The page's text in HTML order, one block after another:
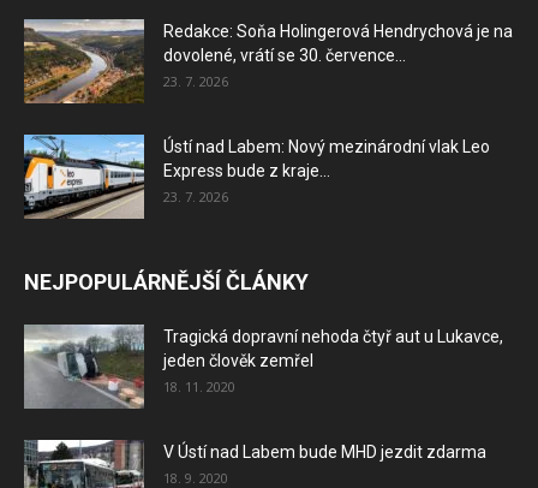
Redakce: Soňa Holingerová Hendrychová je na
dovolené, vrátí se 30. července...
23. 7. 2026
Ústí nad Labem: Nový mezinárodní vlak Leo
Express bude z kraje...
23. 7. 2026
NEJPOPULÁRNĚJŠÍ ČLÁNKY
Tragická dopravní nehoda čtyř aut u Lukavce,
jeden člověk zemřel
18. 11. 2020
V Ústí nad Labem bude MHD jezdit zdarma
18. 9. 2020